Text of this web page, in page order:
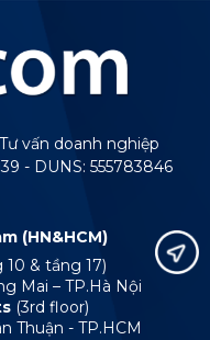
vấn doanh nghiệp
- DUNS: 555783846
(HN&HCM)
10 & tầng 17)
Mai – TP.Hà Nội
(3rd floor)
Thuận - TP.HCM